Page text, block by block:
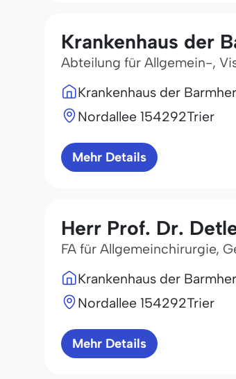
Krankenhaus der
Abteilung für Allgemein-,
Krankenhaus der
Nordallee 154292Trier
Mehr Details
Herr Prof. Dr.
FA für Allgemeinchirurgie,
Krankenhaus der
Nordallee 154292Trier
Mehr Details